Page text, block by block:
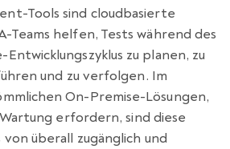
Tools sind cloudbasierte
Teams helfen, Tests während des
zu planen, zu
und zu verfolgen. Im
On-Premise-Lösungen,
erfordern, sind diese
überall zugänglich und